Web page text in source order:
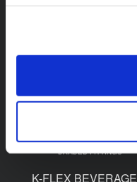
FLEX K-BOX
K-FLEX BEVERAGE